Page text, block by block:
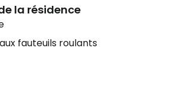
la résidence
fauteuils roulants